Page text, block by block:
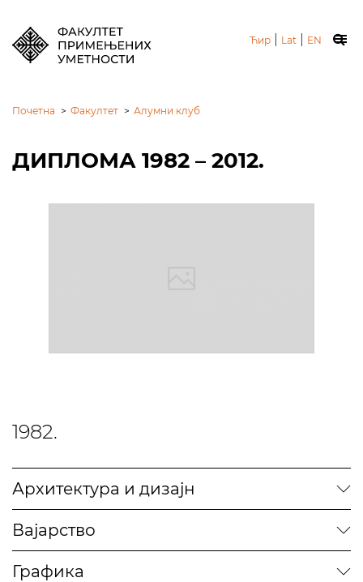
Ћир Lat EN
Почетна > Факултет > Алумни клуб
ДИПЛОМА 1982 – 2012.
1982.
Архитектура и дизајн
Вајарство
Графика